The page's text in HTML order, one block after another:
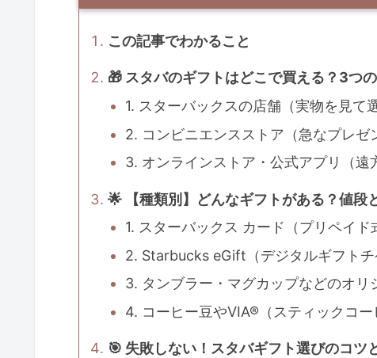
この記事でわかること
🎁 スタバのギフトはどこで買える？3つ
1. スターバックスの店舗（実物を見て
2. コンビニエンスストア（急なプレゼ
3. オンラインストア・公式アプリ（遠
🌟 【種類別】どんなギフトがある？値段
1. スターバックス カード（プリペイド
2. Starbucks eGift（デジタルギフトチ
3. タンブラー・マグカップなどのオリ
4. コーヒー豆やVIA®（スティックコー
🎯 失敗しない！スタバギフト選びのコツ